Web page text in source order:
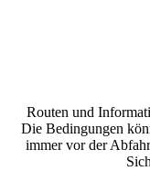
Routen und
Die Bedingungen
immer vor der